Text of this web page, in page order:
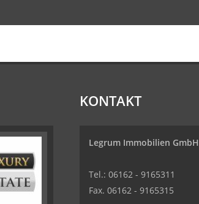
KONTAKT
Legrum Immobilien GmbH
Tel.: 06162 - 9165311
Fax. 06162 - 9165315